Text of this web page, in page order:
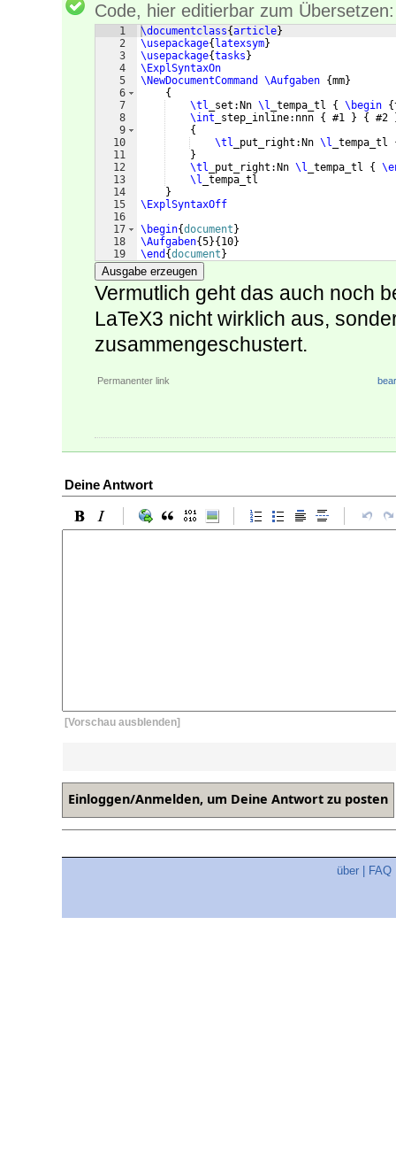
Code, hier editierbar zum Übersetzen:
1
2
3
4
5
6
7
8
9
10
11
12
13
14
15
16
17
18
19
\documentclass{article}
\usepackage{ latexsym}
\usepackage{tasks }
\ExplSyntaxOn
\NewDocumentCommand
\Aufgaben {mm}
{
\tl _set:Nn \l _tempa_tl { \begin {
\int _step_inline:nnn { #1 } { #2
{
\tl _put_right:Nn \l _tempa_tl
}
\tl _put_right:Nn \l _tempa_tl {
\l _tempa_tl
}
\ExplSyntaxOff
\begin{document }
\Aufgaben{5}{ 10}
\end {document }
Ausgabe erzeugen
Vermutlich geht das auch noch
LaTeX3 nicht wirklich aus,
zusammengeschustert.
Permanenter link
Deine Antwort
[Vorschau ausblenden]
über FAQ